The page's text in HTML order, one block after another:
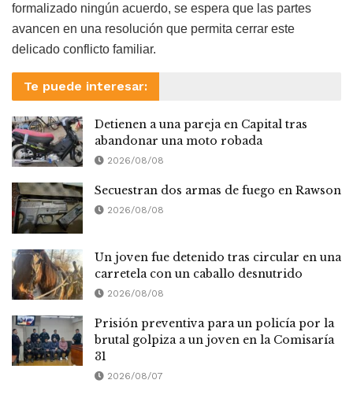
formalizado ningún acuerdo, se espera que las partes
avancen en una resolución que permita cerrar este
delicado conflicto familiar.
Te puede interesar:
Detienen a una pareja en Capital tras
abandonar una moto robada
2026/08/08
Secuestran dos armas de fuego en Rawson
2026/08/08
Un joven fue detenido tras circular en una
carretela con un caballo desnutrido
2026/08/08
Prisión preventiva para un policía por la
brutal golpiza a un joven en la Comisaría
31
2026/08/07